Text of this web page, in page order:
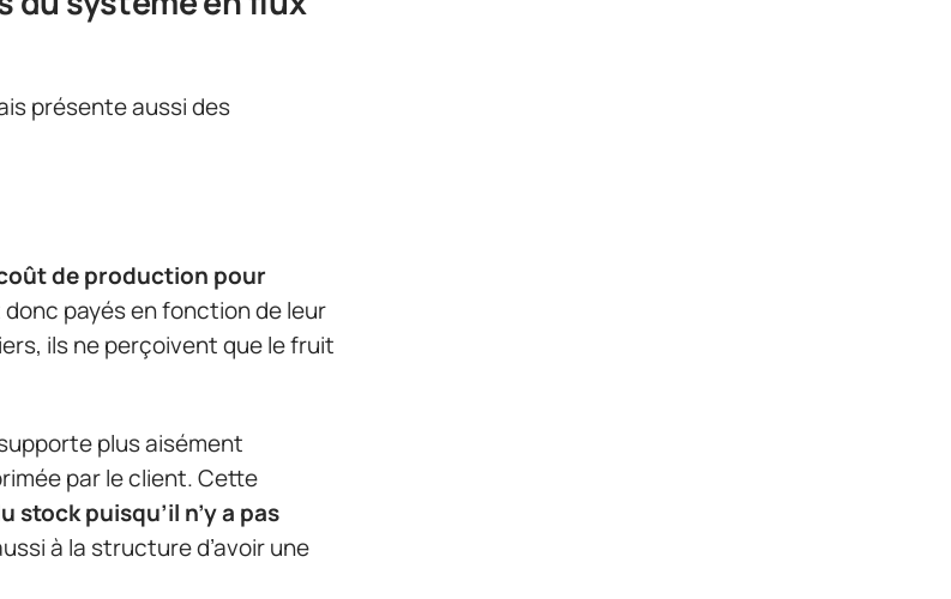
présente aussi des
de production pour
payés en fonction de leur
ils ne perçoivent que le fruit
plus aisément
par le client. Cette
stock puisqu’il n’y a pas
à la structure d’avoir une